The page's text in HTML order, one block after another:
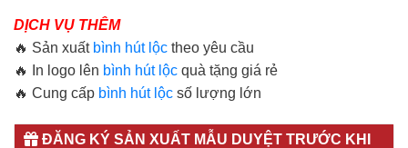
DỊCH VỤ THÊM
🔥 Sản xuất bình hút lộc theo yêu cầu
🔥 In logo lên bình hút lộc quà tặng giá rẻ
🔥 Cung cấp bình hút lộc số lượng lớn
ĐĂNG KÝ SẢN XUẤT MẪU DUYỆT TRƯỚC KHI